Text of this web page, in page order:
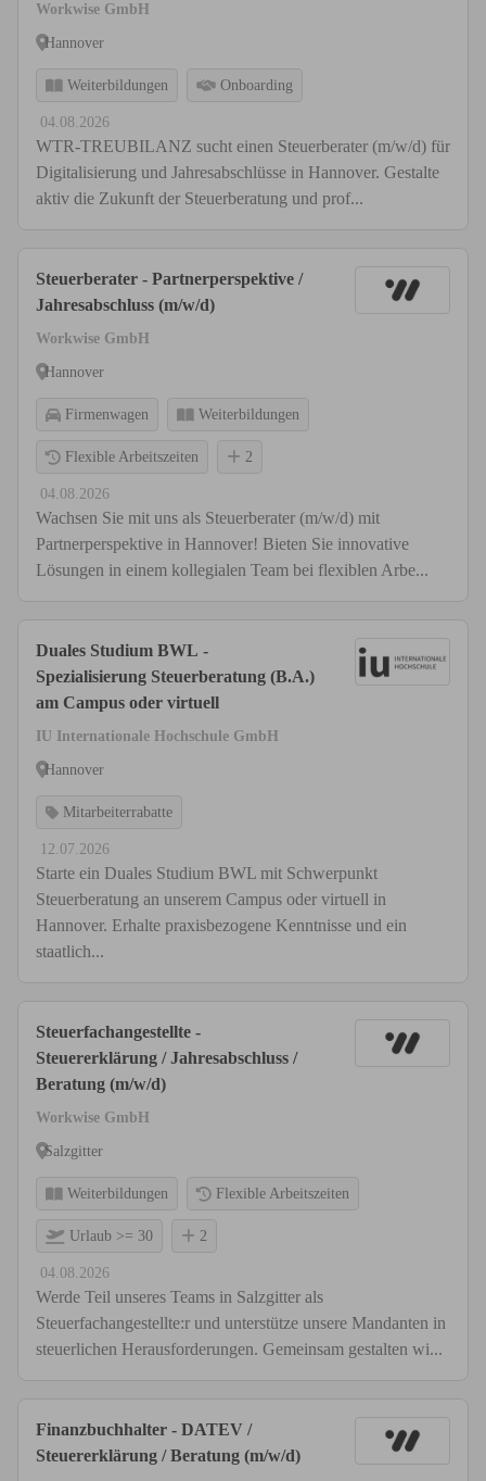
Workwise GmbH
Hannover
Weiterbildungen Onboarding
04.08.2026
WTR-TREUBILANZ sucht einen Steuerberater (m/w/d) für
Digitalisierung und Jahresabschlüsse in Hannover. Gestalte
aktiv die Zukunft der Steuerberatung und prof...
Steuerberater - Partnerperspektive /
Jahresabschluss (m/w/d)
Workwise GmbH
Hannover
Firmenwagen Weiterbildungen
Flexible Arbeitszeiten 2
04.08.2026
Wachsen Sie mit uns als Steuerberater (m/w/d) mit
Partnerperspektive in Hannover! Bieten Sie innovative
Lösungen in einem kollegialen Team bei flexiblen Arbe...
Duales Studium BWL -
Spezialisierung Steuerberatung (B.A.)
am Campus oder virtuell
IU Internationale Hochschule GmbH
Hannover
Mitarbeiterrabatte
12.07.2026
Starte ein Duales Studium BWL mit Schwerpunkt
Steuerberatung an unserem Campus oder virtuell in
Hannover. Erhalte praxisbezogene Kenntnisse und ein
staatlich...
Steuerfachangestellte -
Steuererklärung / Jahresabschluss /
Beratung (m/w/d)
Workwise GmbH
Salzgitter
Weiterbildungen Flexible Arbeitszeiten
Urlaub >= 30 2
04.08.2026
Werde Teil unseres Teams in Salzgitter als
Steuerfachangestellte:r und unterstütze unsere Mandanten in
steuerlichen Herausforderungen. Gemeinsam gestalten wi...
Finanzbuchhalter - DATEV /
Steuererklärung / Beratung (m/w/d)